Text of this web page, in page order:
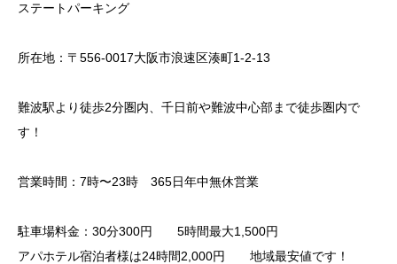
ステートパーキング
所在地：〒556-0017大阪市浪速区湊町1-2-13
難波駅より徒歩2分圏内、千日前や難波中心部まで徒歩圏内で
す！
営業時間：7時〜23時 365日年中無休営業
駐車場料金：30分300円 5時間最大1,500円
アパホテル宿泊者様は24時間2,000円 地域最安値です！